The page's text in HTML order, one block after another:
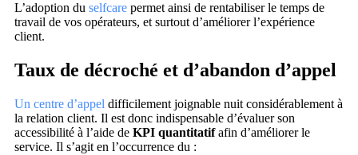
L’adoption du selfcare permet ainsi de rentabiliser le temps de
travail de vos opérateurs, et surtout d’améliorer l’expérience
client.
Taux de décroché et d’abandon d’appel
Un centre d’appel difficilement joignable nuit considérablement à
la relation client. Il est donc indispensable d’évaluer son
accessibilité à l’aide de KPI quantitatifafin d’améliorer le
service. Il s’agit en l’occurrence du :